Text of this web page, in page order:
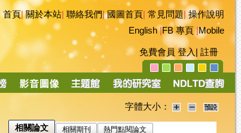
首頁|關於本站 聯絡我們|國圖首頁 常見問題|操作說明
English|FB 專頁|Mobile
免費會員 登入 註冊
字體大小：
相關論文 相關期刊 熱門點閱論文